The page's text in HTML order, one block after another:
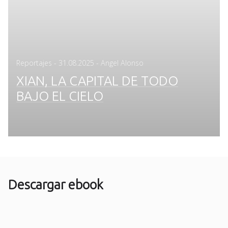
Reportajes - Posted
31.08.2025 - Angel Alonso
XIAN, LA CAPITAL DE TODO
BAJO EL CIELO
Descargar ebook